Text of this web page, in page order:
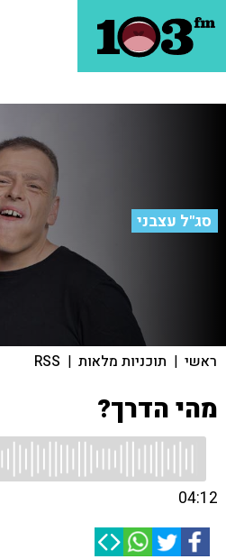
סג"ל עצבני
ראשי | תוכניות מלאות |
RSS
מהי הדרך?
04:12